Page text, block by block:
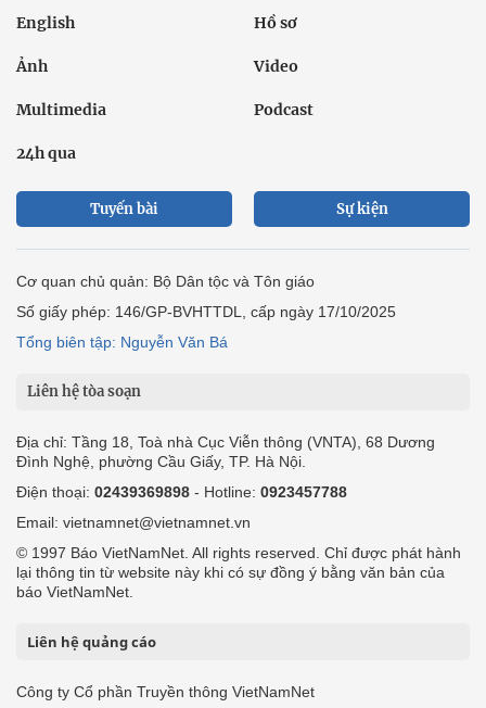
English Hồ sơ
Ảnh Video
Multimedia Podcast
24h qua
Tuyến bài Sự kiện
Cơ quan chủ quản: Bộ Dân tộc và Tôn giáo
Số giấy phép: 146/GP-BVHTTDL, cấp ngày 17/10/2025
Tổng biên tập: Nguyễn Văn Bá
Liên hệ tòa soạn
Địa chỉ: Tầng 18, Toà nhà Cục Viễn thông (VNTA), 68 Dương
Đình Nghệ, phường Cầu Giấy, TP. Hà Nội.
Điện thoại: 02439369898 - Hotline: 0923457788
Email: vietnamnet@vietnamnet.vn
© 1997 Báo VietNamNet. All rights reserved. Chỉ được phát hành
lại thông tin từ website này khi có sự đồng ý bằng văn bản của
báo VietNamNet.
Liên hệ quảng cáo
Công ty Cổ phần Truyền thông VietNamNet